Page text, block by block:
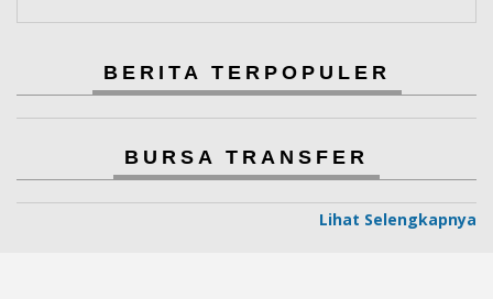
BERITA TERPOPULER
BURSA TRANSFER
Lihat Selengkapnya